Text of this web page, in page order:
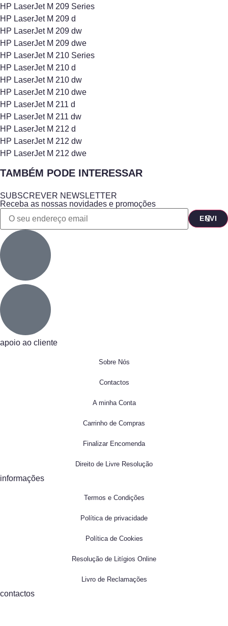
HP LaserJet M 209 Series
HP LaserJet M 209 d
HP LaserJet M 209 dw
HP LaserJet M 209 dwe
HP LaserJet M 210 Series
HP LaserJet M 210 d
HP LaserJet M 210 dw
HP LaserJet M 210 dwe
HP LaserJet M 211 d
HP LaserJet M 211 dw
HP LaserJet M 212 d
HP LaserJet M 212 dw
HP LaserJet M 212 dwe
TAMBÉM PODE INTERESSAR
SUBSCREVER NEWSLETTER
Receba as nossas novidades e promoções
apoio ao cliente
Sobre Nós
Contactos
A minha Conta
Carrinho de Compras
Finalizar Encomenda
Direito de Livre Resolução
informações
Termos e Condições
Política de privacidade
Política de Cookies
Resolução de Litígios Online
Livro de Reclamações
contactos